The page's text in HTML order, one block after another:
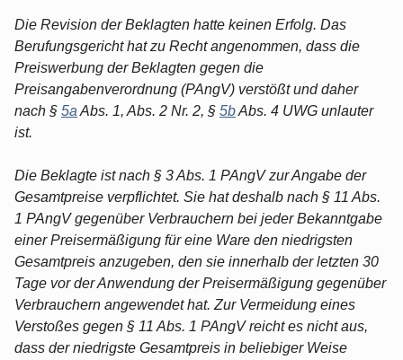
Die Revision der Beklagten hatte keinen Erfolg. Das
Berufungsgericht hat zu Recht angenommen, dass die
Preiswerbung der Beklagten gegen die
Preisangabenverordnung (PAngV) verstößt und daher
nach § 5a Abs. 1, Abs. 2 Nr. 2, § 5bAbs. 4 UWG unlauter
ist.
Die Beklagte ist nach § 3 Abs. 1 PAngV zur Angabe der
Gesamtpreise verpflichtet. Sie hat deshalb nach § 11 Abs.
1 PAngV gegenüber Verbrauchern bei jeder Bekanntgabe
einer Preisermäßigung für eine Ware den niedrigsten
Gesamtpreis anzugeben, den sie innerhalb der letzten 30
Tage vor der Anwendung der Preisermäßigung gegenüber
Verbrauchern angewendet hat. Zur Vermeidung eines
Verstoßes gegen § 11 Abs. 1 PAngV reicht es nicht aus,
dass der niedrigste Gesamtpreis in beliebiger Weise